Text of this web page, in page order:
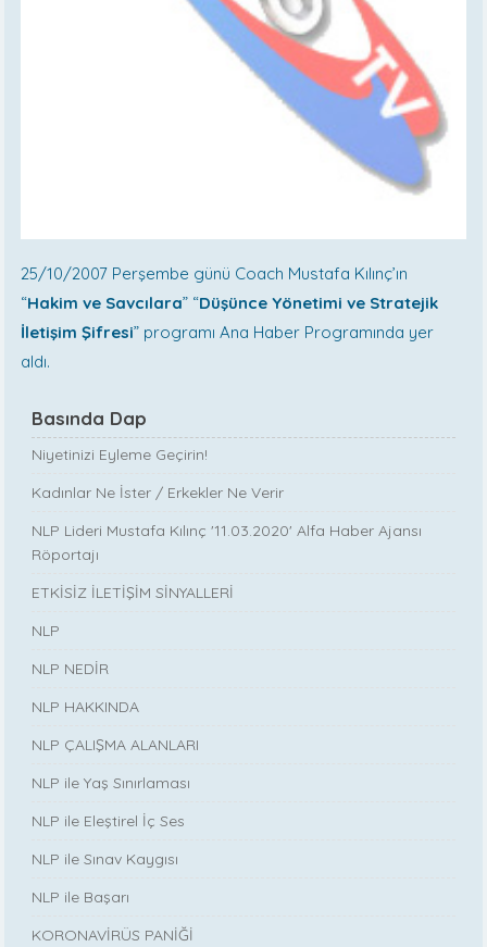
25/10/2007 Perşembe günü Coach Mustafa Kılınç’ın
“Hakim ve Savcılara” “Düşünce Yönetimi ve Stratejik
İletişim Şifresi” programı Ana Haber Programında yer
aldı.
Basında Dap
Niyetinizi Eyleme Geçirin!
Kadınlar Ne İster / Erkekler Ne Verir
NLP Lideri Mustafa Kılınç '11.03.2020' Alfa Haber Ajansı
Röportajı
ETKİSİZ İLETİŞİM SİNYALLERİ
NLP
NLP NEDİR
NLP HAKKINDA
NLP ÇALIŞMA ALANLARI
NLP ile Yaş Sınırlaması
NLP ile Eleştirel İç Ses
NLP ile Sınav Kaygısı
NLP ile Başarı
KORONAVİRÜS PANİĞİ